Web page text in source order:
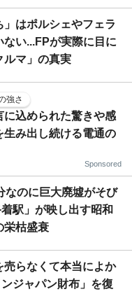
」はポルシェやフェラ
ない...FPが実際に目に
ルマ」の真実
強さ
に込められた驚きや感
生み出し続ける電通の
Sponsored
なのに巨大廃墟がそび
駅」が映し出す昭和
栄枯盛衰
売らなくて本当によか
ジャパン財布」を復